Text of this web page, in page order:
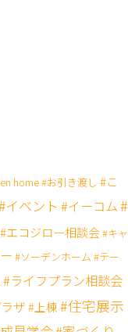
home#お引き渡し #こ
イベント #イーコム#
#エコジロー相談会#キャ
#ソーデンホーム #テー
#ライフプラン相談会
ザ#上棟#住宅展示